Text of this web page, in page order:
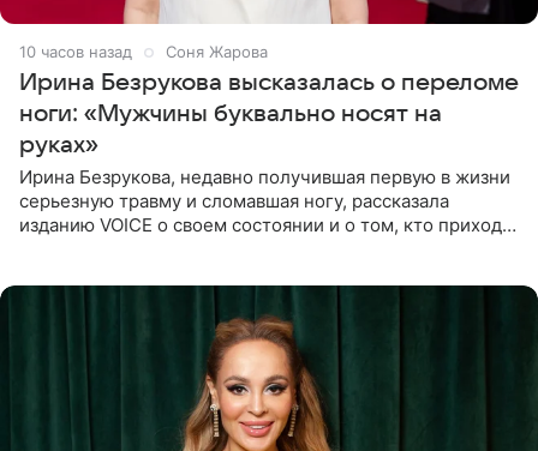
10 часов назад Соня Жарова
Ирина Безрукова высказалась о переломе
ноги: «Мужчины буквально носят на
руках»
Ирина Безрукова, недавно получившая первую в жизни
серьезную травму и сломавшая ногу, рассказала
изданию VOICE о своем состоянии и о том, кто приходит